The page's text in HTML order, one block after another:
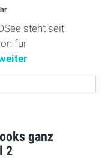
steht seit
für
ganz
2